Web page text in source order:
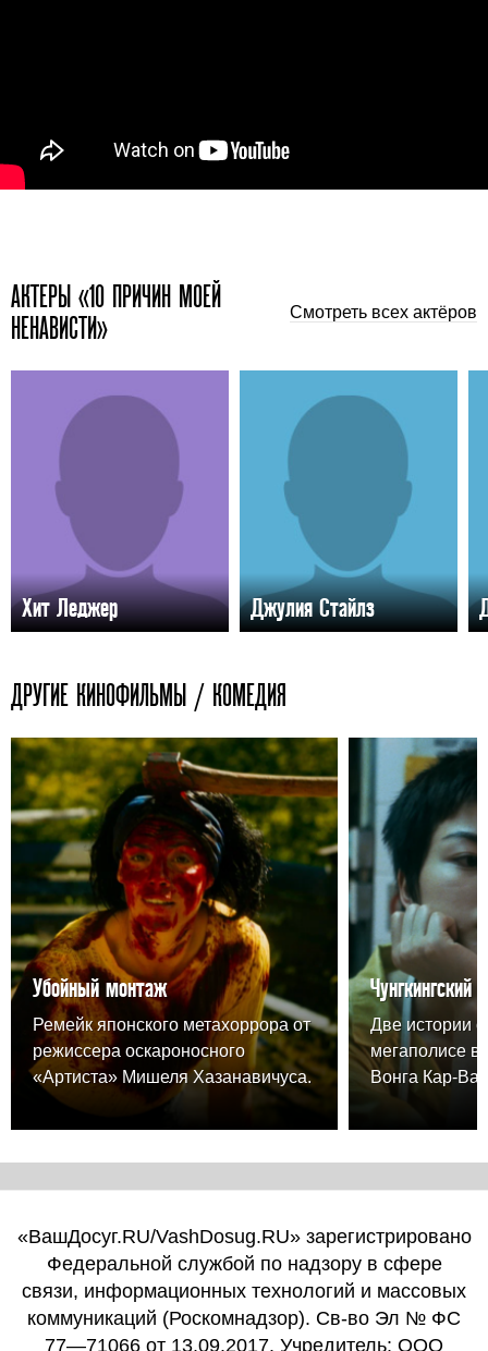
АКТЕРЫ «10 ПРИЧИН МОЕЙ
НЕНАВИСТИ»
Смотреть всех актёров
Хит Леджер Джулия Стайлз
ДРУГИЕ КИНОФИЛЬМЫ / КОМЕДИЯ
Убойный монтаж
Ремейк японского метахоррора от
режиссера оскароносного
«Артиста» Мишеля Хазанавичуса.
Чунгкингский
Две истории
мегаполисе в
Вонга Кар-
«ВашДосуг.RU/VashDosug.RU» зарегистрировано
Федеральной службой по надзору в сфере
связи, информационных технологий и массовых
коммуникаций (Роскомнадзор). Св-во Эл № ФС
77—71066 от 13.09.2017. Учредитель: ООО